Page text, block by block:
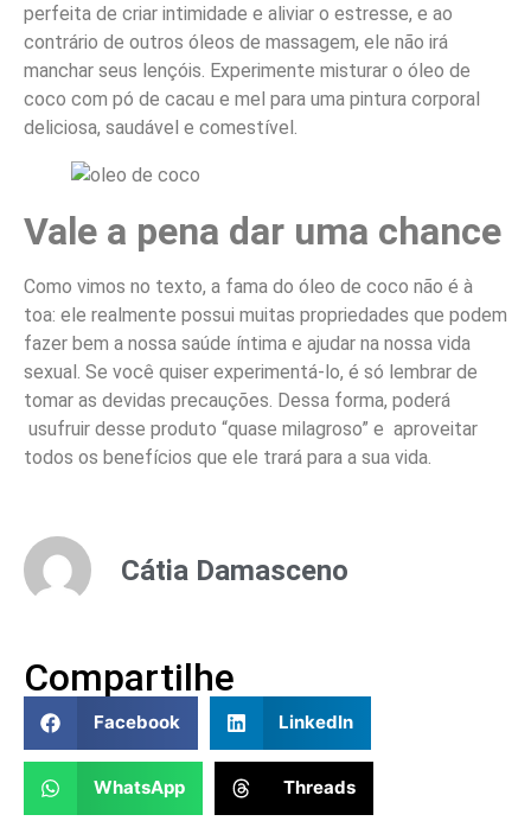
perfeita de criar intimidade e aliviar o estresse, e ao
contrário de outros óleos de massagem, ele não irá
manchar seus lençóis. Experimente misturar o óleo de
coco com pó de cacau e mel para uma pintura corporal
deliciosa, saudável e comestível.
Vale a pena dar uma chance
Como vimos no texto, a fama do óleo de coco não é à
toa: ele realmente possui muitas propriedades que podem
fazer bem a nossa saúde íntima e ajudar na nossa vida
sexual. Se você quiser experimentá-lo, é só lembrar de
tomar as devidas precauções. Dessa forma, poderá
usufruir desse produto “quase milagroso” e aproveitar
todos os benefícios que ele trará para a sua vida.
Cátia Damasceno
Compartilhe
Facebook LinkedIn
WhatsApp Threads